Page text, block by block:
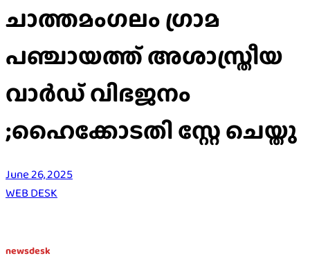
ചാത്തമംഗലം ഗ്രാമ
പഞ്ചായത്ത് അശാസ്ത്രീയ
വാർഡ് വിഭജനം
;ഹൈക്കോടതി സ്റ്റേ ചെയ്തു
June 26, 2025
WEB DESK
newsdesk